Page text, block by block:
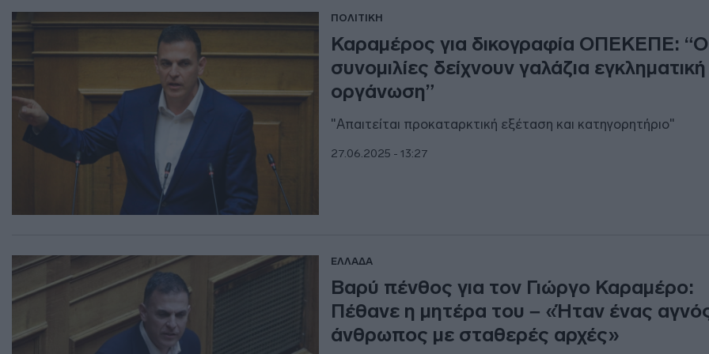
ΠΟΛΙΤΙΚΗ
Καραμέρος για δικογραφία ΟΠΕΚΕΠΕ:
συνομιλίες δείχνουν γαλάζια εγκληματική
οργάνωση”
"Απαιτείται προκαταρκτική εξέταση και κατηγορητήριο"
27.06.2025 - 13:27
ΕΛΛΑΔΑ
Βαρύ πένθος για τον Γιώργο Καραμέρο:
Πέθανε η μητέρα του – «Ήταν ένας
άνθρωπος με σταθερές αρχές»